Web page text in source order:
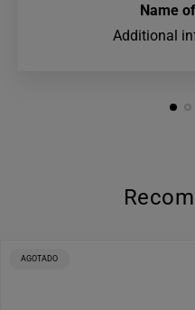
Name
Additional
ETIQUETA
AGOTADO